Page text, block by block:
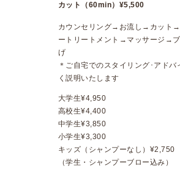
カット（60min） ¥5,500
カウンセリング→お流し→カット
ートリートメント→マッサージ→
げ
＊ご自宅でのスタイリング･アドバ
く説明いたします
大学生¥4,950
高校生¥4,400
中学生¥3,850
小学生¥3,300
キッズ（シャンプーなし） ¥2,750
（学生・シャンプーブロー込み）